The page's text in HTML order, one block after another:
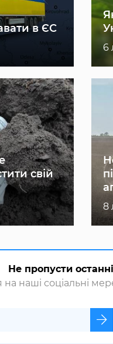
в ЄС
6
свій
8
Не пропусти
на наші соціальні